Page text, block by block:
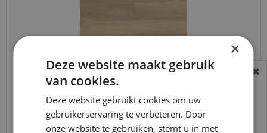
Ambiant - Avanto Beige (Klik PVC)
BEREIKBAARHEID
In verband met de vakantie periode zijn wij
t/m 14 augustus telefonisch helaas niet
bereikbaar.
×
Deze website maakt gebruik
van cookies.
Deze website gebruikt cookies om uw
gebruikerservaring te verbeteren. Door
onze website te gebruiken, stemt u in met